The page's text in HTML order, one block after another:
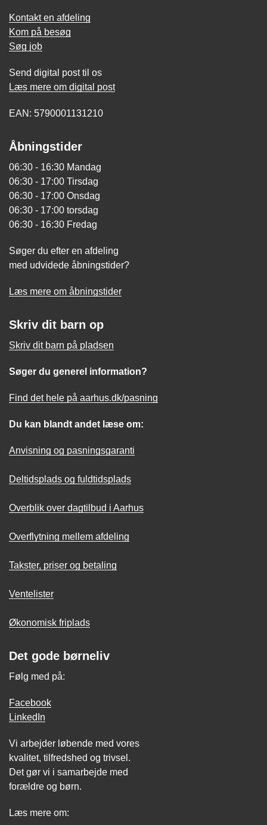
Kontakt en afdeling
Kom på besøg
Søg job
Send digital post til os
Læs mere om digital post
EAN: 5790001131210
Åbningstider
06:30 - 16:30 Mandag
06:30 - 17:00 Tirsdag
06:30 - 17:00 Onsdag
06:30 - 17:00 torsdag
06:30 - 16:30 Fredag
Søger du efter en afdeling
med udvidede åbningstider?
Læs mere om åbningstider
Skriv dit barn op
Skriv dit barn på pladsen
Søger du generel information?
Find det hele på aarhus.dk/pasning
Du kan blandt andet læse om:
Anvisning og pasningsgaranti
Deltidsplads og fuldtidsplads
Overblik over dagtilbud i Aarhus
Overflytning mellem afdeling
Takster, priser og betaling
Ventelister
Økonomisk friplads
Det gode børneliv
Følg med på:
Facebook
LinkedIn
Vi arbejder løbende med vores
kvalitet, tilfredshed og trivsel.
Det gør vi i samarbejde med
forældre og børn.
Læs mere om: